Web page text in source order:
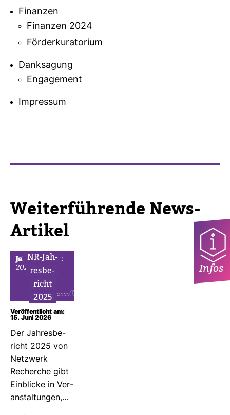
Finanzen
Finanzen 2024
Förderkuratorium
Danksagung
Engagement
Impressum
Wei­ter­füh­rende News-​
Artikel
NR-​Jah­
res­be­
richt
2025
Veröffentlicht am:
15. Juni 2026
Der Jah­res­be­
richt 2025 von
Netz­werk
Recherche gibt
Ein­blicke in Ver­
an­stal­tungen,…
Infos